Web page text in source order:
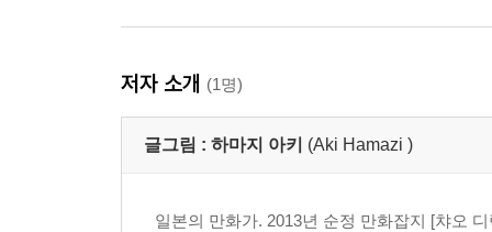
저자 소개 (1명)
글그림 : 하마지 아키 (Aki Hamazi )
일본의 만화가. 2013년 순정 만화잡지 [챠오